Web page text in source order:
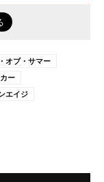
オブ・サマー
ー
エイジ